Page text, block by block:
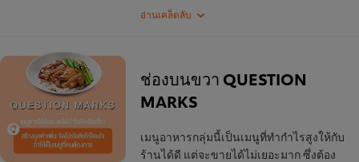
ช่องบนขวา QUESTION
MARKS
เมนูอาหารกลุ่มนี้เป็นเมนูที่ทำกำไรสูงให้กับ
ร้านได้ดี แต่จะขายได้ไม่เยอะมาก ซึ่งต้อง